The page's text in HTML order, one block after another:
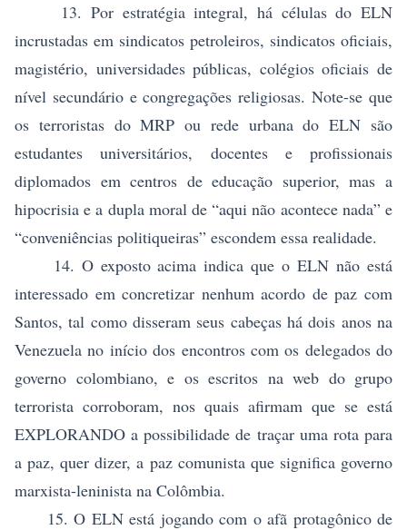
13. Por estratégia integral, há células do ELN
incrustadas em sindicatos petroleiros, sindicatos oficiais,
magistério, universidades públicas, colégios oficiais de
nível secundário e congregações religiosas. Note-se que
os terroristas do MRP ou rede urbana do ELN são
estudantes universitários, docentes e profissionais
diplomados em centros de educação superior, mas a
hipocrisia e a dupla moral de “aqui não acontece nada” e
“conveniências politiqueiras” escondem essa realidade.
14. O exposto acima indica que o ELN não está
interessado em concretizar nenhum acordo de paz com
Santos, tal como disseram seus cabeças há dois anos na
Venezuela no início dos encontros com os delegados do
governo colombiano, e os escritos na web do grupo
terrorista corroboram, nos quais afirmam que se está
EXPLORANDO a possibilidade de traçar uma rota para
a paz, quer dizer, a paz comunista que significa governo
marxista-leninista na Colômbia.
15. O ELN está jogando com o afã protagônico de